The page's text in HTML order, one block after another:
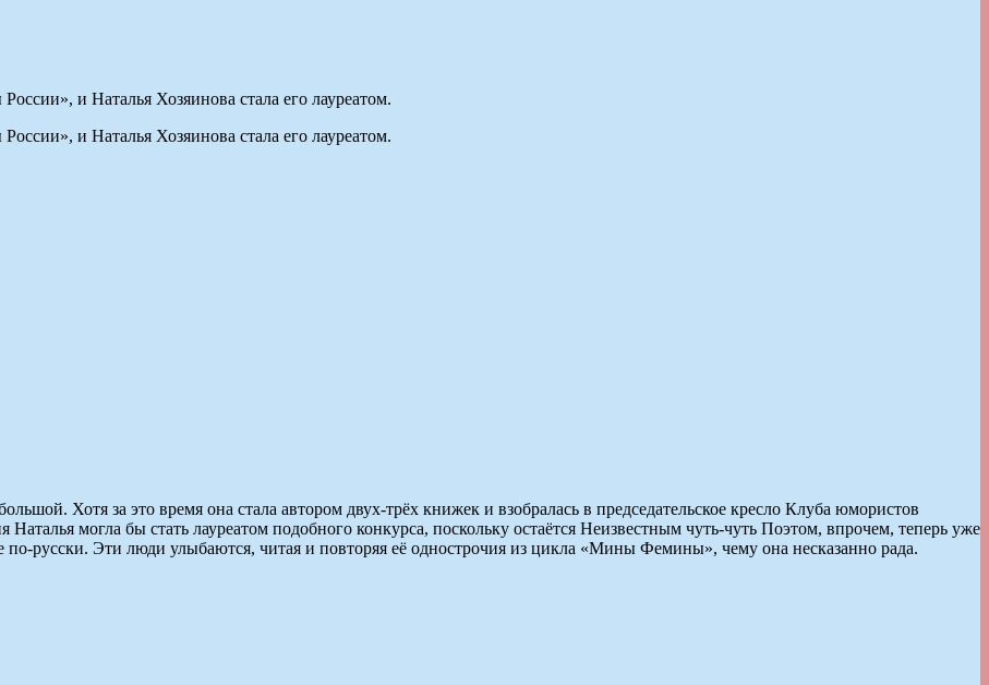
и Наталья Хозяинова стала его лауреатом.
и Наталья Хозяинова стала его лауреатом.
Хотя за это время она стала автором двух-трёх книжек и взобралась в председательское кресло Клуба юмористов
могла бы стать лауреатом подобного конкурса, поскольку остаётся Неизвестным чуть-чуть Поэтом, впрочем, теперь уже
по-русски. Эти люди улыбаются, читая и повторяя её однострочия из цикла «Мины Фемины», чему она несказанно рада.